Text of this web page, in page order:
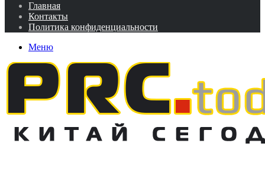
Главная
Контакты
Политика конфиденциальности
Меню